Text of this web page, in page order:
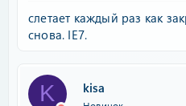
слетает каждый раз как
снова. IE7.
K kisa